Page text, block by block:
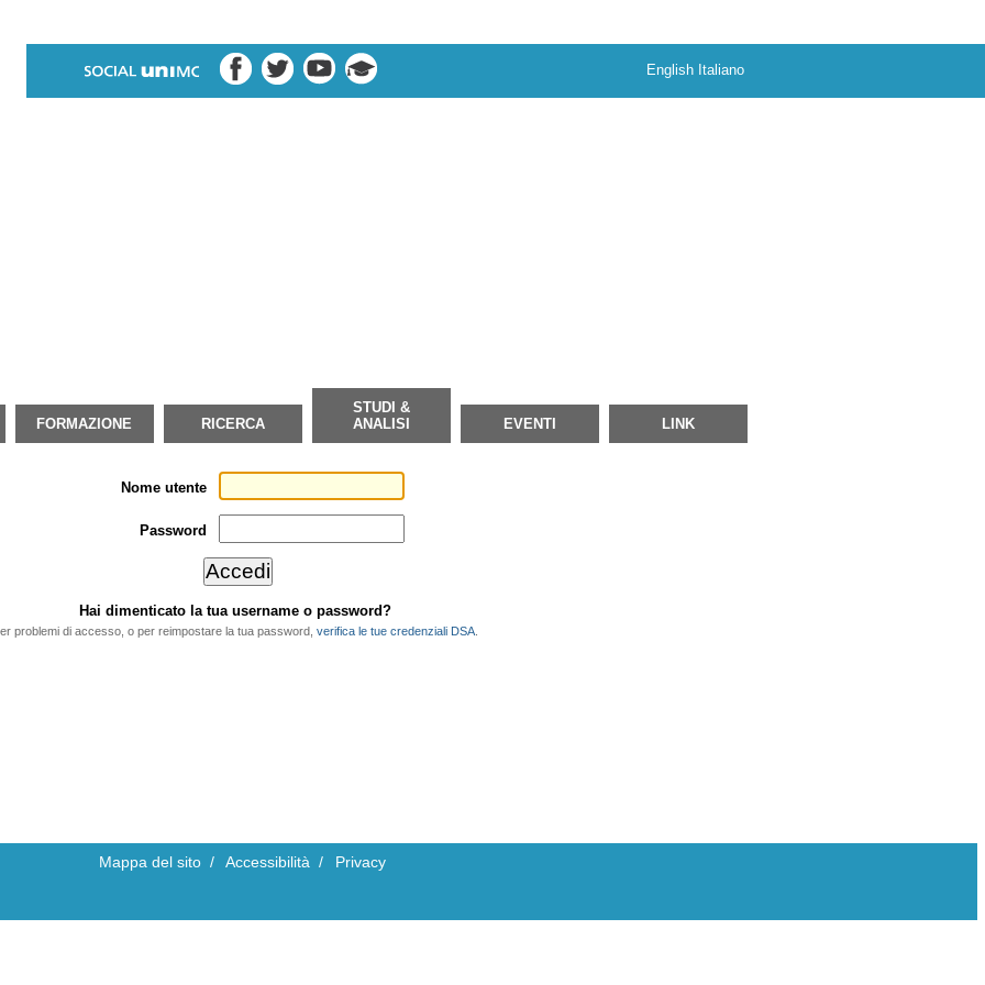
English Italiano
FORMAZIONE RICERCA
STUDI &
ANALISI
EVENTI LINK
Nome utente
Password
Hai dimenticato la tua username o password?
problemi di accesso, o per reimpostare la tua password, verifica le tue credenziali DSA.
Mappa del sito / Accessibilità / Privacy